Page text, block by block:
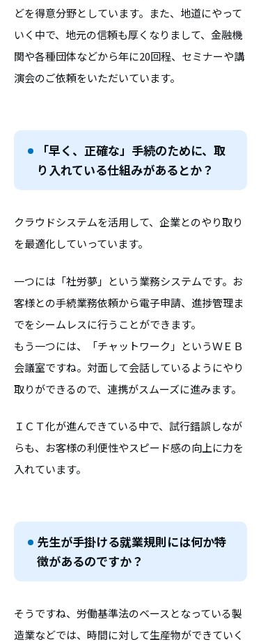
どを得意分野としています。また、地道にやって
いく中で、地元の信頼も厚くなりまして、金融機
関や各種団体などから年に20回程、セミナーや講
演会のご依頼をいただいています。
「早く、正確な」手続のために、取
り入れている仕組みがあるとか？
クラウドシステムを活用して、企業とのやり取り
を最適化していっています。
一つには「社労夢」という業務システムです。お
客様との手続業務依頼から電子申請、進捗管理ま
でをシームレスに行うことができます。
もう一つには、「チャットワーク」というＷＥＢ
会議室ですね。対面して会話しているようにやり
取りができるので、連携がスムーズに進みます。
ＩＣＴ化が進んできている中で、試行錯誤しなが
らも、お客様の利便性やスピード感の向上に力を
入れています。
先生が手掛ける就業規則には何か特
徴があるのですか？
そうですね、労働基準法のベースとなっている製
造業などでは、時間に対して生産物ができていく